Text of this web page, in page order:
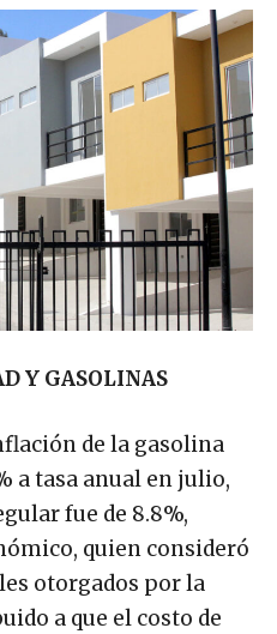
Y GASOLINAS
de la gasolina
a tasa anual en julio,
fue de 8.8%,
quien consideró
otorgados por la
a que el costo de